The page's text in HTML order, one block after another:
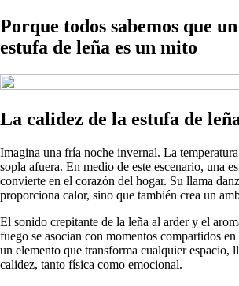
Porque todos sabemos que
estufa de leña es un mito
La calidez de la estufa de
Imagina una fría noche invernal. La
sopla afuera. En medio de este escenario, una
convierte en el corazón del hogar. Su llama
proporciona calor, sino que también crea un
El sonido crepitante de la leña al arder y el
fuego se asocian con momentos compartidos
un elemento que transforma cualquier espacio,
calidez, tanto física como emocional.